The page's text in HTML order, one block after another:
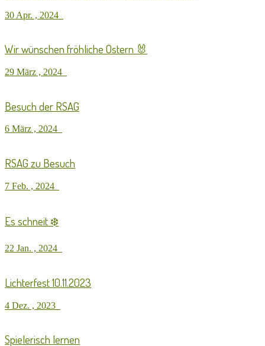
30 Apr. , 2024
Wir wünschen fröhliche Ostern 🐰
29 März , 2024
Besuch der RSAG
6 März , 2024
RSAG zu Besuch
7 Feb. , 2024
Es schneit ❄️
22 Jan. , 2024
Lichterfest 10.11.2023
4 Dez. , 2023
Spielerisch lernen